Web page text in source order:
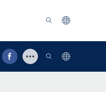
SIE UNS